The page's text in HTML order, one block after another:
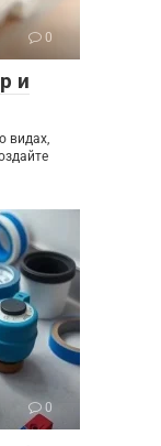
0
и
видах,
0